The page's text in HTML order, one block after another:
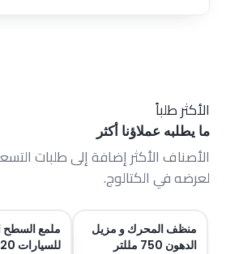
الأكثر طلباً
ما يطلبه عملاؤنا أكثر
الأصناف الأكثر إضافة إلى طلبات
لعرضه في الكتالوج.
منظف المحرك و مزيل
الدهون 750 مللتر
ملمع السطح